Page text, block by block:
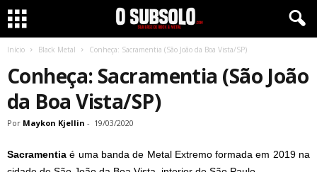
Início Black Metal Conheça: Sacramentia (São João da Boa Vista/SP)
Conheça: Sacramentia (São João
da Boa Vista/SP)
Por Maykon Kjellin - 19/03/2020
Sacramentia é uma banda de Metal Extremo formada em 2019 na